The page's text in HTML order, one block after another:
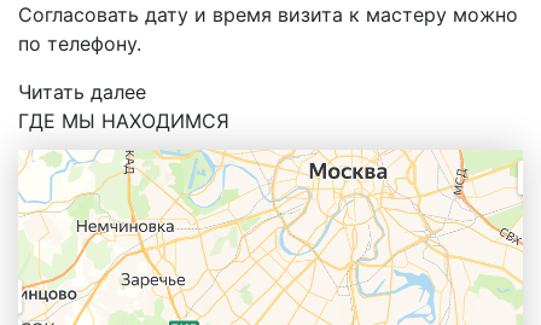
Согласовать дату и время визита к мастеру можно
по телефону.
Читать далее
ГДЕ МЫ НАХОДИМСЯ